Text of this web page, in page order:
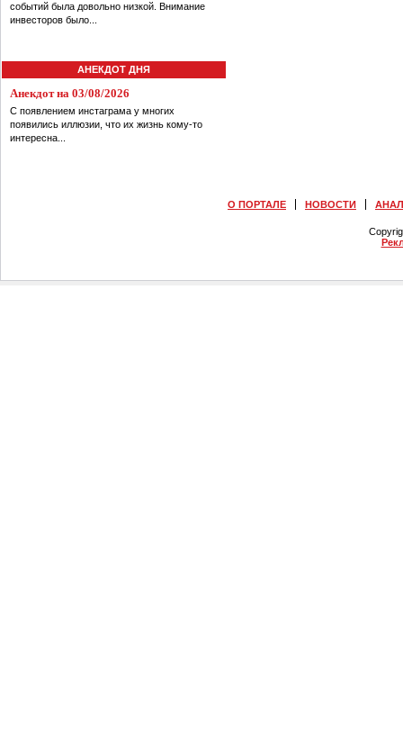
событий была довольно низкой. Внимание
инвесторов было...
АНЕКДОТ ДНЯ
Анекдот на 03/08/2026
С появлением инстаграма у многих
появились иллюзии, что их жизнь кому-то
интересна...
О ПОРТАЛЕ НОВОСТИ